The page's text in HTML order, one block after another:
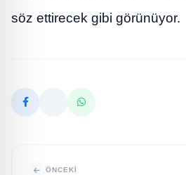
söz ettirecek gibi görünüyor.
ÖNCEKI